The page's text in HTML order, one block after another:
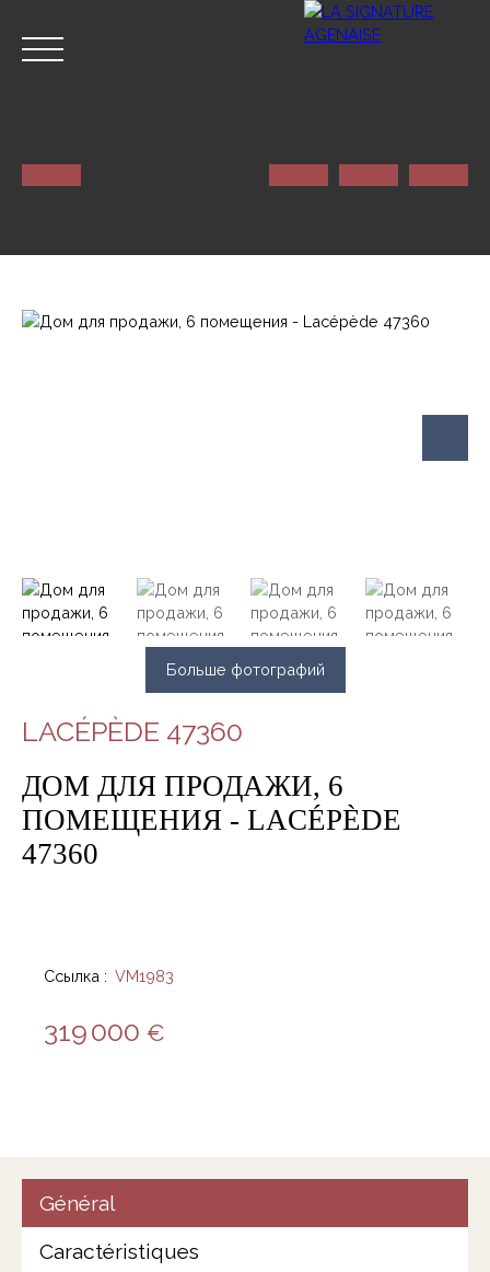
Оценивать
Больше фотографий
LACÉPÈDE 47360
ДОМ ДЛЯ ПРОДАЖИ, 6
ПОМЕЩЕНИЯ - LACÉPÈDE
47360
Ссылка : VM1983
319 000 €
Général
Caractéristiques